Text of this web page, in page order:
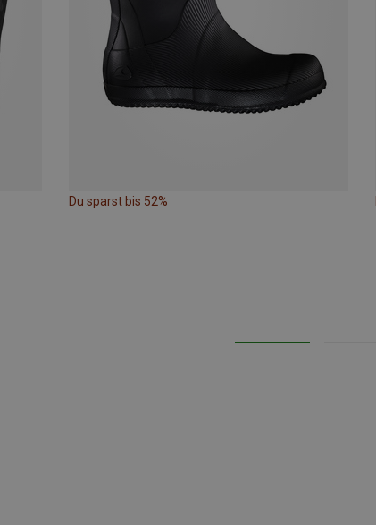
Du sparst bis 52%